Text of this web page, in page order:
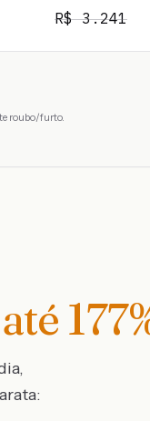
R$3.241
roubo/furto.
177